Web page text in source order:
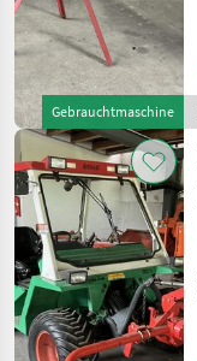
Gebrauchtmaschine